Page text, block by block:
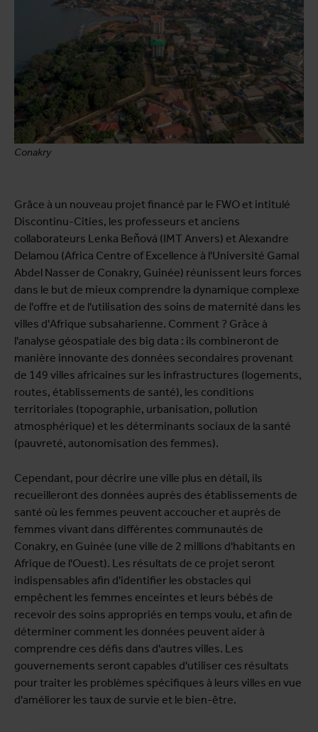
Conakry
Grâce à un nouveau projet financé par le FWO et intitulé
Discontinu-Cities, les professeurs et anciens
collaborateurs Lenka Beňová (IMT Anvers) et Alexandre
Delamou (Africa Centre of Excellence à l'Université Gamal
Abdel Nasser de Conakry, Guinée) réunissent leurs forces
dans le but de mieux comprendre la dynamique complexe
de l'offre et de l'utilisation des soins de maternité dans les
villes d'Afrique subsaharienne. Comment ? Grâce à
l'analyse géospatiale des big data : ils combineront de
manière innovante des données secondaires provenant
de 149 villes africaines sur les infrastructures (logements,
routes, établissements de santé), les conditions
territoriales (topographie, urbanisation, pollution
atmosphérique) et les déterminants sociaux de la santé
(pauvreté, autonomisation des femmes).
Cependant, pour décrire une ville plus en détail, ils
recueilleront des données auprès des établissements de
santé où les femmes peuvent accoucher et auprès de
femmes vivant dans différentes communautés de
Conakry, en Guinée (une ville de 2 millions d'habitants en
Afrique de l'Ouest). Les résultats de ce projet seront
indispensables afin d'identifier les obstacles qui
empêchent les femmes enceintes et leurs bébés de
recevoir des soins appropriés en temps voulu, et afin de
déterminer comment les données peuvent aider à
comprendre ces défis dans d'autres villes. Les
gouvernements seront capables d'utiliser ces résultats
pour traiter les problèmes spécifiques à leurs villes en vue
d'améliorer les taux de survie et le bien-être.